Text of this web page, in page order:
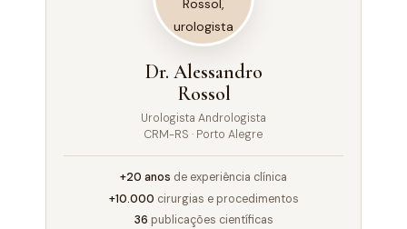
Dr. Alessandro
Rossol
Urologista Andrologista
CRM-RS · Porto Alegre
+20 anos de experiência clínica
+10.000 cirurgias e procedimentos
36 publicações científicas